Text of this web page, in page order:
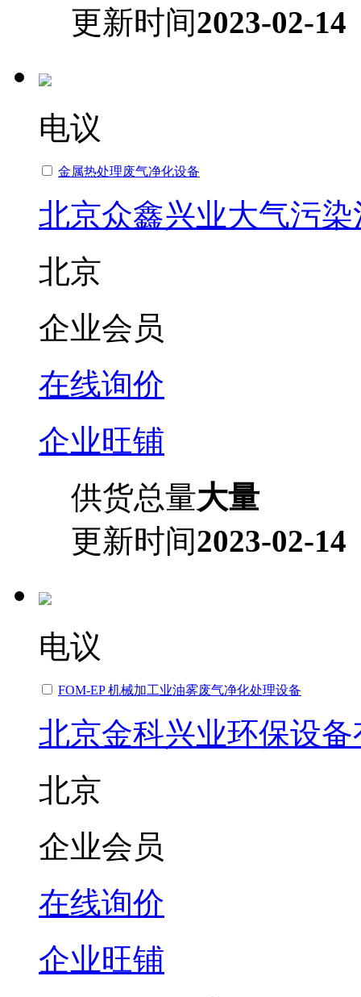
更新时间2023-02-14
电议
金属热处理废气净化设备
北京众鑫兴业大气污
北京
企业会员
在线询价
企业旺铺
供货总量大量
更新时间2023-02-14
电议
FOM-EP 机械加工业油雾废气净化处理设备
北京金科兴业环保设
北京
企业会员
在线询价
企业旺铺